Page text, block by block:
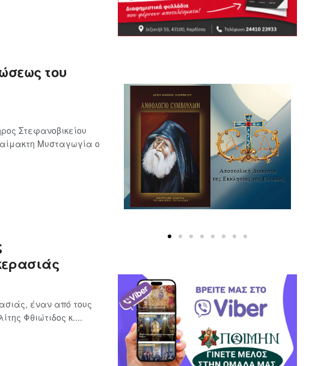
του
Στεφανοβικείου
Μυσταγωγία ο
έναν από τους
Φθιώτιδος κ....